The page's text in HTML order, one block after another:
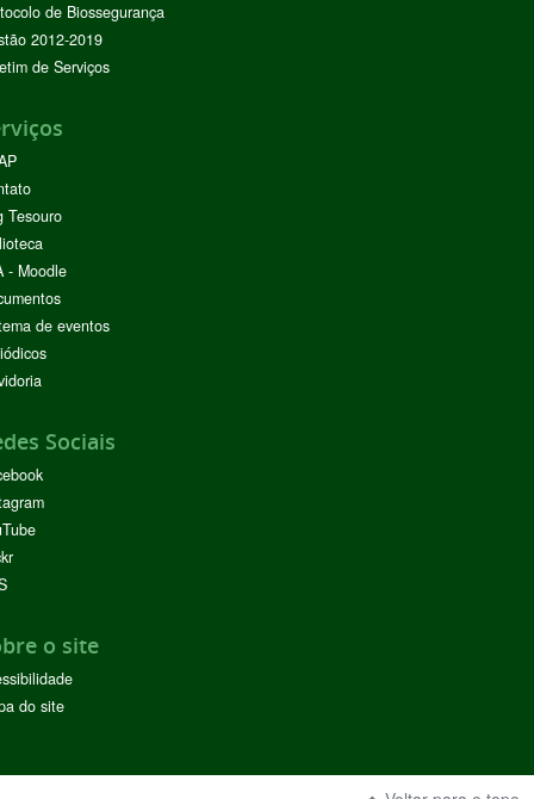
de Biossegurança
2012-2019
de Serviços
Tesouro
- Moodle
de eventos
Sociais
o site
do site